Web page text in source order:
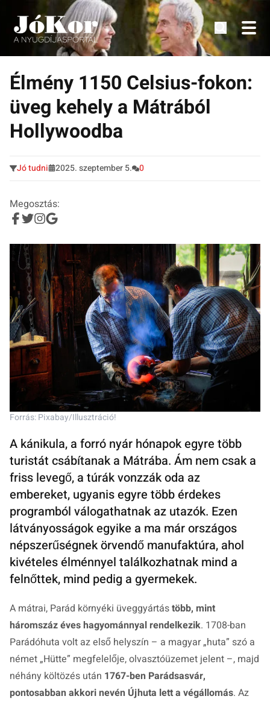
Tovább
tartalomra
Tudnivalók, érdekességek idősek számára.
Élmény 1150 Celsius-fokon:
üveg kehely a Mátrából
Hollywoodba
Jó tudni 2025. szeptember 5. 0
Megosztás:
Forrás: Pixabay/Illusztráció!
A kánikula, a forró nyár hónapok egyre több
turistát csábítanak a Mátrába. Ám nem csak a
friss levegő, a túrák vonzzák oda az
embereket, ugyanis egyre több érdekes
programból válogathatnak az utazók. Ezen
látványosságok egyike a ma már országos
népszerűségnek örvendő manufaktúra, ahol
kivételes élménnyel találkozhatnak mind a
felnőttek, mind pedig a gyermekek.
A mátrai, Parád környéki üveggyártástöbb, mint
háromszáz éves hagyománnyal rendelkezik. 1708-ban
Parádóhuta volt az első helyszín – a magyar „huta” szó a
német „Hütte” megfelelője, olvasztóüzemet jelent –, majd
néhány költözés után 1767-ben Parádsasvár,
pontosabban akkori nevén Újhuta lett a végállomás. Az